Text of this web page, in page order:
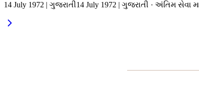
14 July 1972 | ગુજરાતી14 July 1972 | ગુજરાતી · અંતિમ સેવા